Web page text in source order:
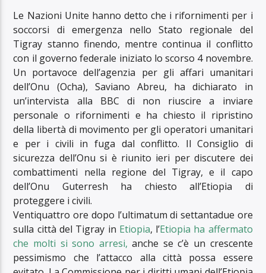
Le Nazioni Unite hanno detto che i rifornimenti per i
soccorsi di emergenza nello Stato regionale del
Tigray stanno finendo, mentre continua il conflitto
con il governo federale iniziato lo scorso 4 novembre.
Un portavoce dell’agenzia per gli affari umanitari
dell’Onu (Ocha), Saviano Abreu, ha dichiarato in
un’intervista alla BBC di non riuscire a inviare
personale o rifornimenti e ha chiesto il ripristino
della libertà di movimento per gli operatori umanitari
e per i civili in fuga dal conflitto. Il Consiglio di
sicurezza dell’Onu si è riunito ieri per discutere dei
combattimenti nella regione del Tigray, e il capo
dell’Onu Guterresh ha chiesto all’Etiopia di
proteggere i civili.
Ventiquattro ore dopo l’ultimatum di settantadue ore
sulla città del Tigray in Etiopia, l’Etiopia ha affermato
che molti si sono arresi, anche se c’è un crescente
pessimismo che l’attacco alla città possa essere